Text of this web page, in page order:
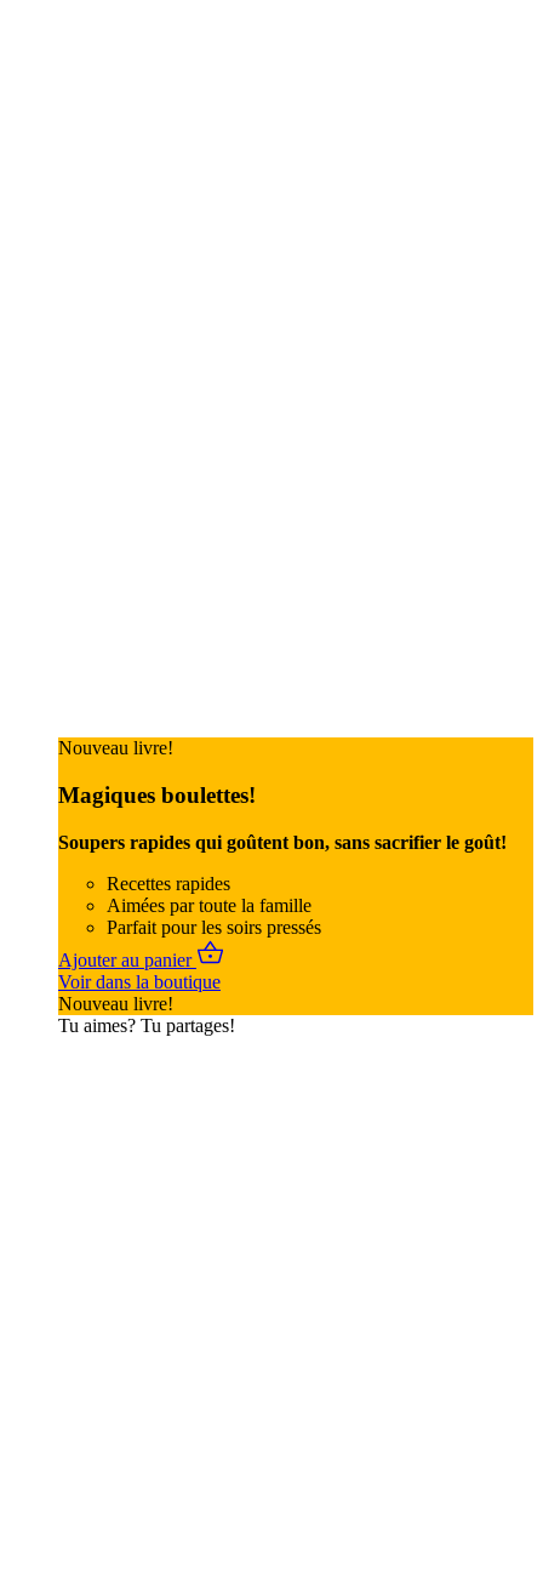
Nouveau livre!
Magiques boulettes!
Soupers rapides qui goûtent bon, sans sacrifier le goût!
Recettes rapides
Aimées par toute la famille
Parfait pour les soirs pressés
Ajouter au panier
Voir dans la boutique
Nouveau livre!
Tu aimes? Tu partages!